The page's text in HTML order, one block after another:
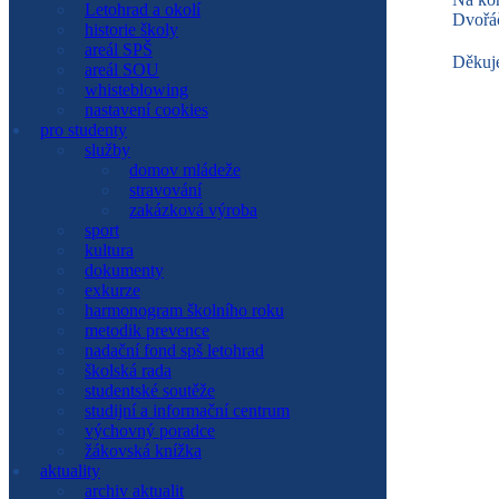
sport
kultura
studentské soutěže
exkurze
výchovný poradce
metodik prevence
školská rada
nadační fond SPŠ Letohrad
žákovská knížka
studijní a informační centrum
kalendář akcí
dokumenty
o škole
představení školy
galerie
partneři
projekty
historie školy
Letohrad a okolí
areál SPŠ
areál SOU
domov mládeže
školní jídelna
prohlášení o přístupnosti
Letohrad a okolí
historie školy
areál SPŠ
areál SOU
whisteblowing
nastavení cookies
pro studenty
služby
domov mládeže
stravování
zakázková výroba
sport
kultura
dokumenty
exkurze
harmonogram školního roku
metodik prevence
nadační fond spš letohrad
školská rada
studentské soutěže
studijní a informační centrum
výchovný poradce
žákovská knížka
aktuality
archiv aktualit